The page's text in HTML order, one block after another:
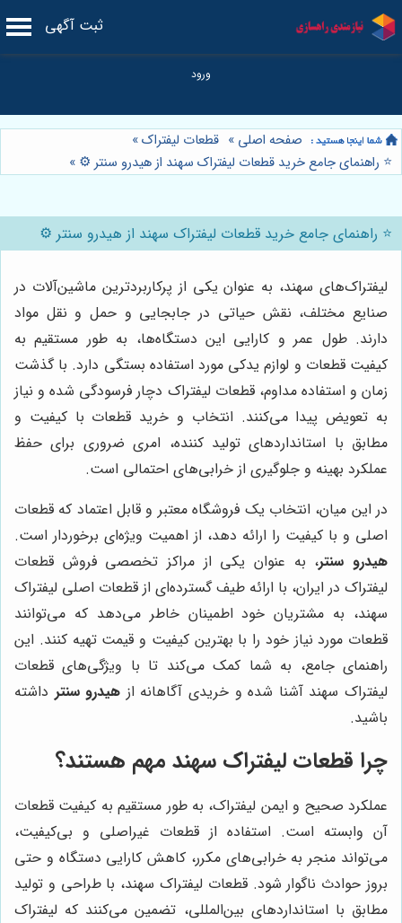
ثبت آگهی
صفحه اصلی » قطعات لیفتراک»
⭐️ راهنمای جامع خرید قطعات لیفتراک سهند از هیدرو سنتر ⚙️ »
⭐️ راهنمای جامع خرید قطعات لیفتراک سهند از هیدرو سنتر ⚙️
لیفتراک‌های سهند، به عنوان یکی از پرکاربردترین ماشین‌آلات در
صنایع مختلف، نقش حیاتی در جابجایی و حمل و نقل مواد
دارند. طول عمر و کارایی این دستگاه‌ها، به طور مستقیم به
کیفیت قطعات و لوازم یدکی مورد استفاده بستگی دارد. با گذشت
زمان و استفاده مداوم، قطعات لیفتراک دچار فرسودگی شده و نیاز
به تعویض پیدا می‌کنند. انتخاب و خرید قطعات با کیفیت و
مطابق با استانداردهای تولید کننده، امری ضروری برای حفظ
عملکرد بهینه و جلوگیری از خرابی‌های احتمالی است.
در این میان، انتخاب یک فروشگاه معتبر و قابل اعتماد که قطعات
اصلی و با کیفیت را ارائه دهد، از اهمیت ویژه‌ای برخوردار است.
هیدرو سنتر، به عنوان یکی از مراکز تخصصی فروش قطعات
لیفتراک در ایران، با ارائه طیف گسترده‌ای از قطعات اصلی لیفتراک
سهند، به مشتریان خود اطمینان خاطر می‌دهد که می‌توانند
قطعات مورد نیاز خود را با بهترین کیفیت و قیمت تهیه کنند. این
راهنمای جامع، به شما کمک می‌کند تا با ویژگی‌های قطعات
لیفتراک سهند آشنا شده و خریدی آگاهانه از هیدرو سنتر داشته
باشید.
چرا قطعات لیفتراک سهند مهم هستند؟
عملکرد صحیح و ایمن لیفتراک، به طور مستقیم به کیفیت قطعات
آن وابسته است. استفاده از قطعات غیراصلی و بی‌کیفیت،
می‌تواند منجر به خرابی‌های مکرر، کاهش کارایی دستگاه و حتی
بروز حوادث ناگوار شود. قطعات لیفتراک سهند، با طراحی و تولید
مطابق با استانداردهای بین‌المللی، تضمین می‌کنند که لیفتراک